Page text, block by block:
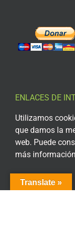
ENLACES DE
Aviso Legal
Política de
Política de
Política de cookies
Translate »
Utilizamos
que damos la
web. Puede
más